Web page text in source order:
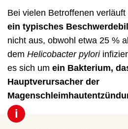
Bei vielen Betroffenen
ein typisches
nicht aus, obwohl etwa 25 %
dem Helicobacter pylori
es sich um ein Bakterium,
Hauptverursacher der
i